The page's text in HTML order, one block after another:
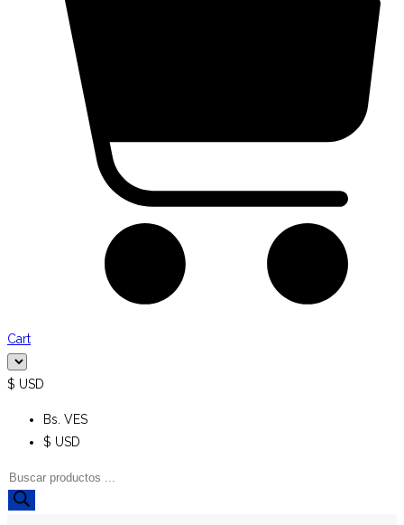
Cart
$ USD
Bs. VES
$ USD
Búsqueda
de